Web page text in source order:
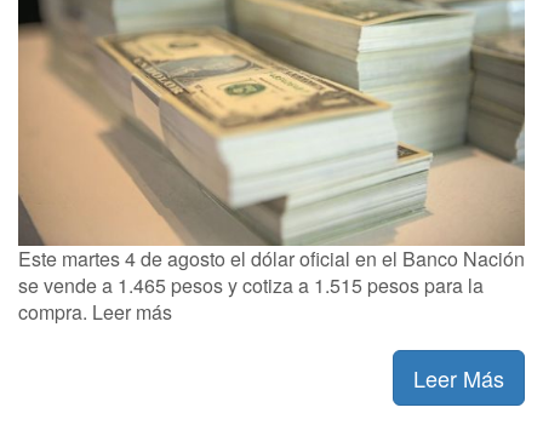
Este martes 4 de agosto el dólar oficial en el Banco Nación
se vende a 1.465 pesos y cotiza a 1.515 pesos para la
compra. Leer más
Leer Más